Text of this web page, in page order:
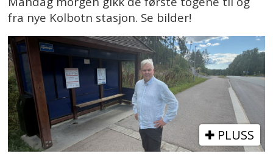
fra nye Kolbotn stasjon. Se bilder!
PLUSS